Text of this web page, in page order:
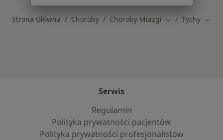
Strona Główna Choroby Choroby Miazgi Zmień miasto
Tychy
Serwis
Regulamin
Polityka prywatności pacjentów
Polityka prywatności profesjonalistów